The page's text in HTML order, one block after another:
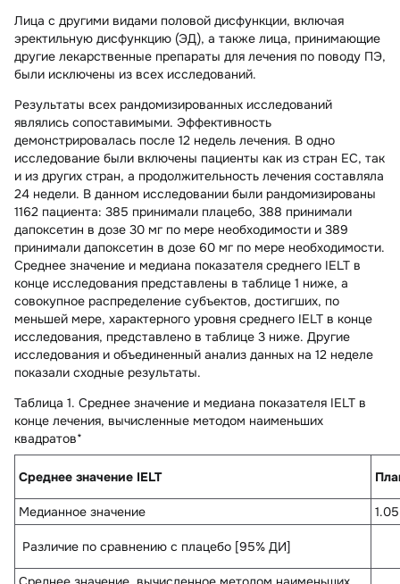
Лица с другими видами половой дисфункции, включая
эректильную дисфункцию (ЭД), а также лица, принимающие
другие лекарственные препараты для лечения по поводу ПЭ,
были исключены из всех исследований.
Результаты всех рандомизированных исследований
являлись сопоставимыми. Эффективность
демонстрировалась после 12 недель лечения. В одно
исследование были включены пациенты как из стран ЕС, так
и из других стран, а продолжительность лечения составляла
24 недели. В данном исследовании были рандомизированы
1162 пациента: 385 принимали плацебо, 388 принимали
дапоксетин в дозе 30 мг по мере необходимости и 389
принимали дапоксетин в дозе 60 мг по мере необходимости.
Среднее значение и медиана показателя среднего IELT в
конце исследования представлены в таблице 1 ниже, а
совокупное распределение субъектов, достигших, по
меньшей мере, характерного уровня среднего IELT в конце
исследования, представлено в таблице 3 ниже. Другие
исследования и объединенный анализ данных на 12 неделе
показали сходные результаты.
Таблица 1. Среднее значение и медиана показателя IELT в
конце лечения, вычисленные методом наименьших
квадратов*
Среднее значение IELT
Медианное значение
Различие по сравнению с плацебо [95% ДИ]